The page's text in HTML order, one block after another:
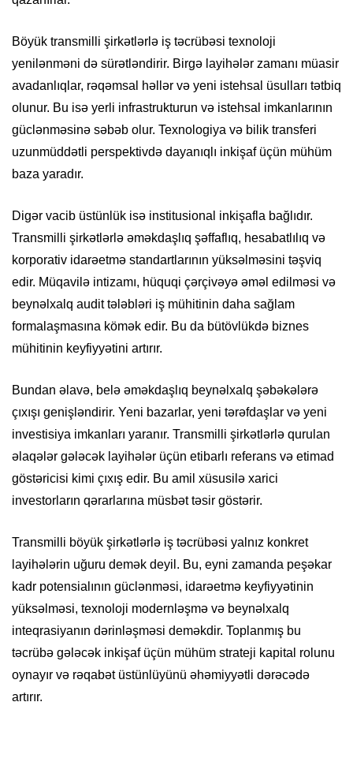
Böyük transmilli şirkətlərlə iş təcrübəsi texnoloji
yenilənməni də sürətləndirir. Birgə layihələr zamanı müasir
avadanlıqlar, rəqəmsal həllər və yeni istehsal üsulları tətbiq
olunur. Bu isə yerli infrastrukturun və istehsal imkanlarının
güclənməsinə səbəb olur. Texnologiya və bilik transferi
uzunmüddətli perspektivdə dayanıqlı inkişaf üçün mühüm
baza yaradır.
Digər vacib üstünlük isə institusional inkişafla bağlıdır.
Transmilli şirkətlərlə əməkdaşlıq şəffaflıq, hesabatlılıq və
korporativ idarəetmə standartlarının yüksəlməsini təşviq
edir. Müqavilə intizamı, hüquqi çərçivəyə əməl edilməsi və
beynəlxalq audit tələbləri iş mühitinin daha sağlam
formalaşmasına kömək edir. Bu da bütövlükdə biznes
mühitinin keyfiyyətini artırır.
Bundan əlavə, belə əməkdaşlıq beynəlxalq şəbəkələrə
çıxışı genişləndirir. Yeni bazarlar, yeni tərəfdaşlar və yeni
investisiya imkanları yaranır. Transmilli şirkətlərlə qurulan
əlaqələr gələcək layihələr üçün etibarlı referans və etimad
göstəricisi kimi çıxış edir. Bu amil xüsusilə xarici
investorların qərarlarına müsbət təsir göstərir.
Transmilli böyük şirkətlərlə iş təcrübəsi yalnız konkret
layihələrin uğuru demək deyil. Bu, eyni zamanda peşəkar
kadr potensialının güclənməsi, idarəetmə keyfiyyətinin
yüksəlməsi, texnoloji modernləşmə və beynəlxalq
inteqrasiyanın dərinləşməsi deməkdir. Toplanmış bu
təcrübə gələcək inkişaf üçün mühüm strateji kapital rolunu
oynayır və rəqabət üstünlüyünü əhəmiyyətli dərəcədə
artırır.